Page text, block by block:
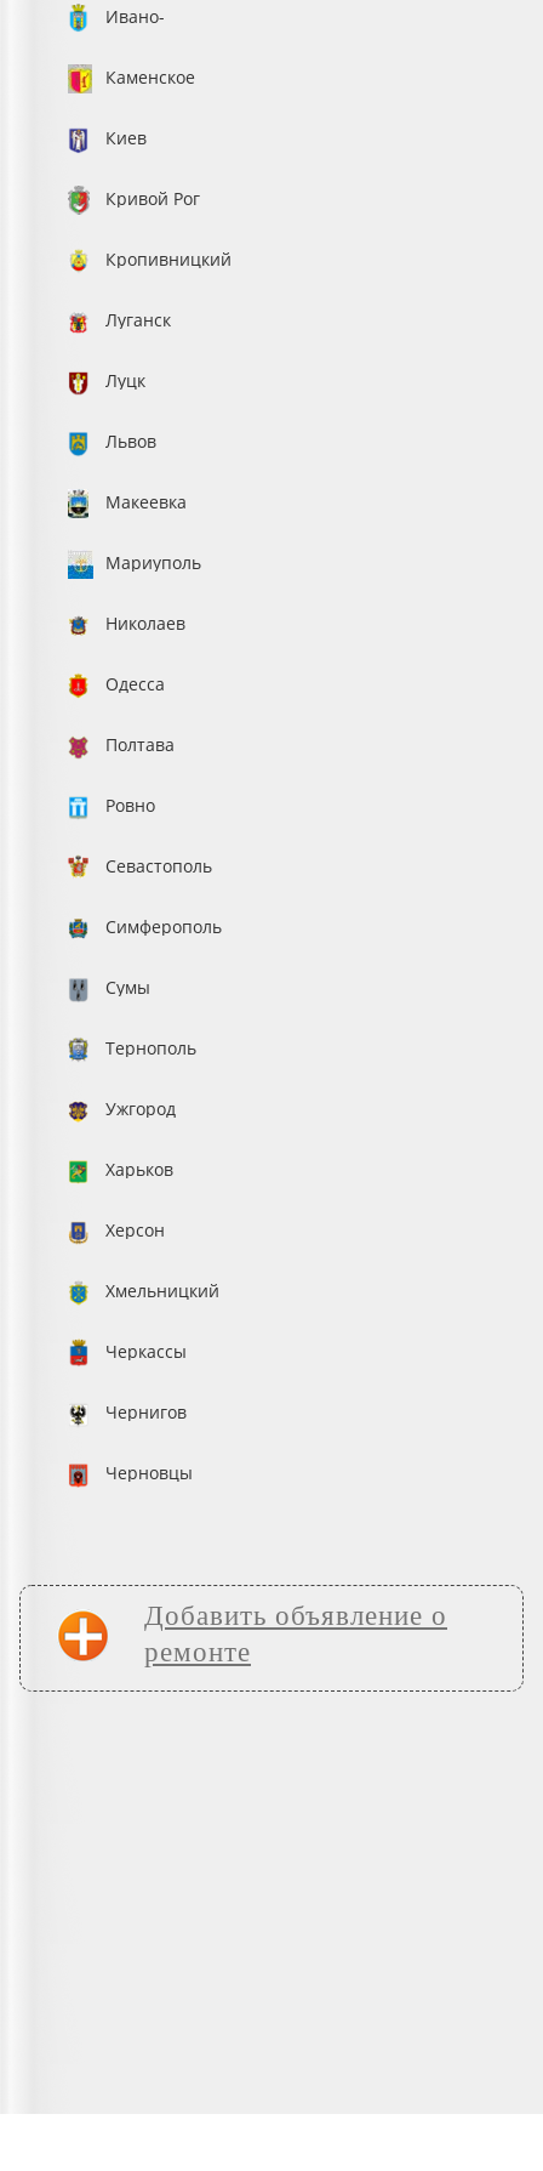
Ивано-
Каменское
Киев
Кривой Рог
Кропивницкий
Луганск
Луцк
Львов
Макеевка
Мариуполь
Николаев
Одесса
Полтава
Ровно
Севастополь
Симферополь
Сумы
Тернополь
Ужгород
Харьков
Херсон
Хмельницкий
Черкассы
Чернигов
Черновцы
Добавить объявление о
ремонте